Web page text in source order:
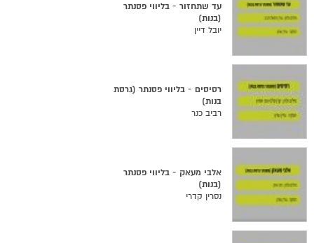
עד שתחזור - בליווי פסנתר
(בנות)
יובל דיין
רסיסים - בליווי פסנתר (גרסת
בנות)
רביב כנר
אלבי מעאק - בליווי פסנתר
(בנות)
נסרין קדרי